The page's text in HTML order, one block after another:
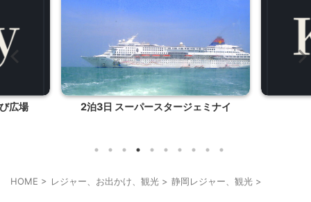
広場 2泊3日 スーパースタージェミナイ
HOME > レジャー、お出かけ、観光 > 静岡レジャー、観光 >